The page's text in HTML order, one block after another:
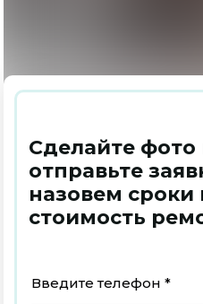
Сделайте
отправьте
назовем сроки
стоимость
Введите телефон *